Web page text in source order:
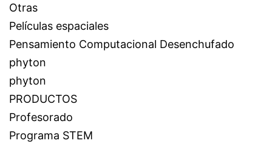
Otras
Películas espaciales
Pensamiento Computacional Desenchufado
phyton
phyton
PRODUCTOS
Profesorado
Programa STEM